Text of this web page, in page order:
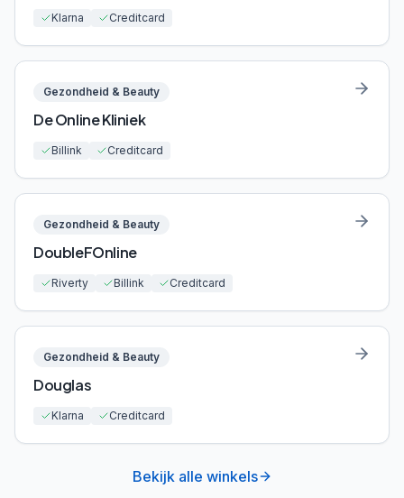
Klarna Creditcard
Gezondheid & Beauty
De Online Kliniek
Billink Creditcard
Gezondheid & Beauty
DoubleFOnline
Riverty Billink Creditcard
Gezondheid & Beauty
Douglas
Klarna Creditcard
Bekijk alle winkels